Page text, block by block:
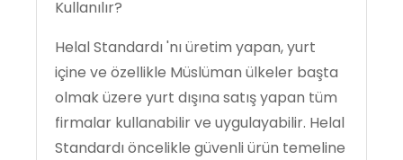
Kullanılır?
Helal Standardı 'nı üretim yapan, yurt
içine ve özellikle Müslüman ülkeler başta
olmak üzere yurt dışına satış yapan tüm
firmalar kullanabilir ve uygulayabilir. Helal
Standardı öncelikle güvenli ürün temeline